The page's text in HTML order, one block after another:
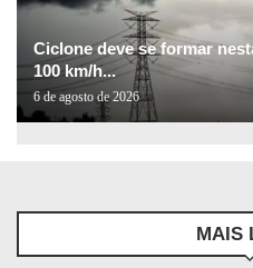
Ciclone deve se formar
100 km/h...
6 de agosto de 2026
MAIS